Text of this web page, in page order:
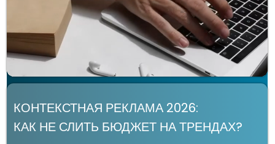
ОТПРАВИТЬ
@ЕВДОКИМЕНКО МАРКЕТИНГ 2021-2026 г. Все права
защищены. Копирование и использование информации сайта без
согласия владельца запрещены и преследуется по закону